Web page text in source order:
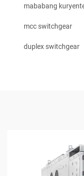
mababang
mcc switchgear
duplex switchgear